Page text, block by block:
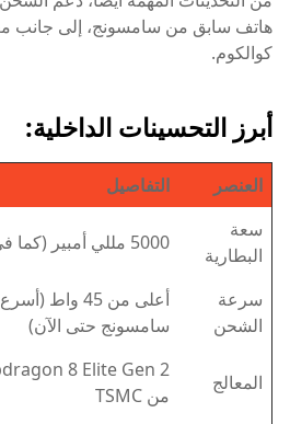
هاتف سابق من سامسونج، إلى جانب
كوالكوم.
أبرز التحسينات الداخلية:
العنصر
التفاصيل
سعة
البطارية
5000 مللي أمبير (كما في S25 Ultra)
سرعة
الشحن
أعلى من 45
سامسونج حتى الآن)
المعالج
من TSMC